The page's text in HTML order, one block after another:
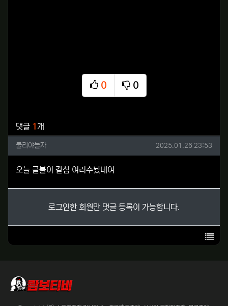
0
추천
0
비추천
댓글 1개
둘리야놀자님의 댓글
둘리야놀자 작성일
2025.01.26 23:53
오늘 클불이 칼침 여러수놨네여
로그인한 회원만 댓글 등록이 가능합니다.
목록